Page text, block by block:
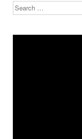
Search